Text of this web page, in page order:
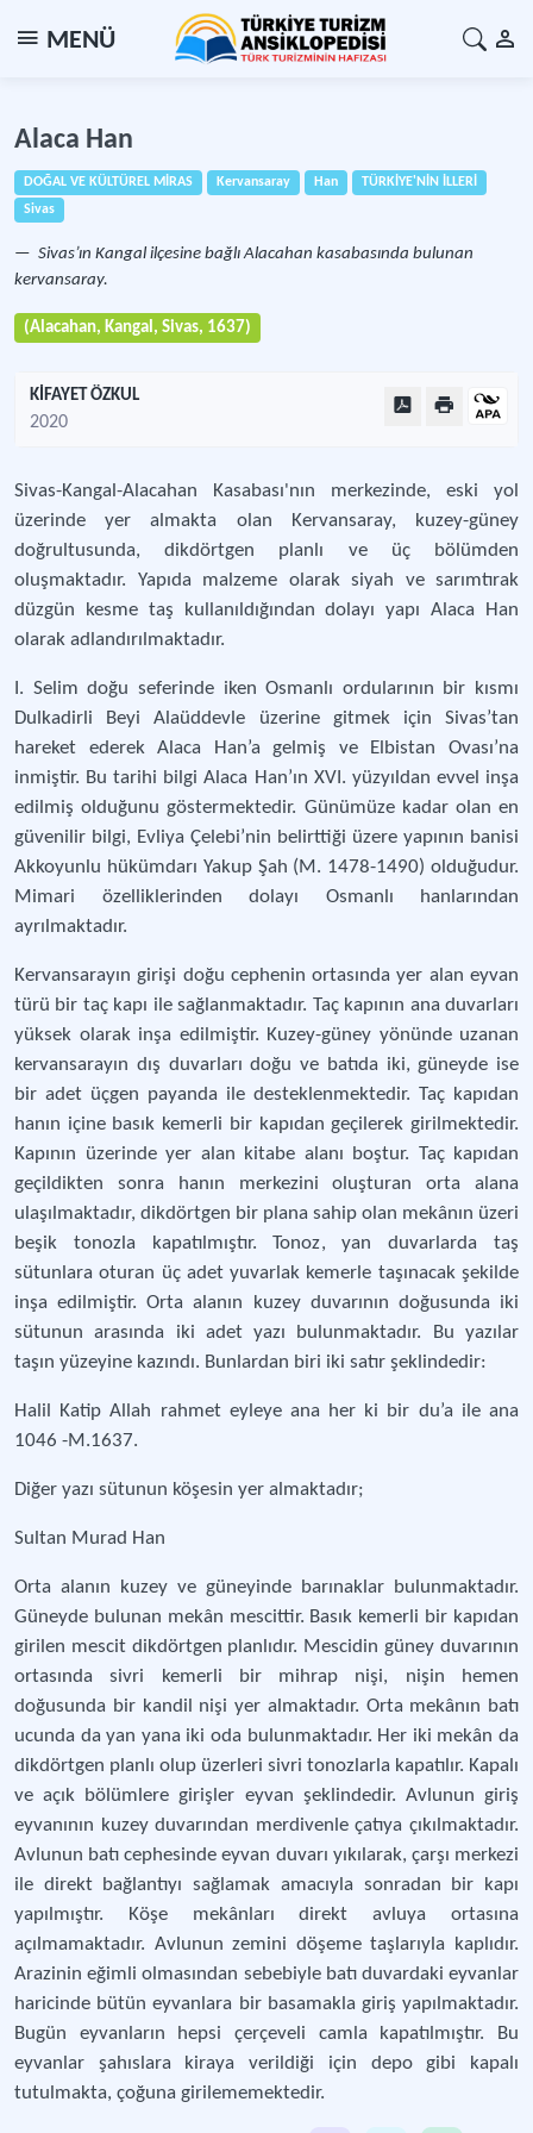
MENÜ
Alaca Han
DOĞAL VE KÜLTÜREL MİRAS Kervansaray Han
TÜRKİYE'NİN İLLERİ
Sivas
Sivas’ın Kangal ilçesine bağlı Alacahan kasabasında bulunan
kervansaray.
(Alacahan, Kangal, Sivas, 1637)
KİFAYET ÖZKUL
2020
Sivas-Kangal-Alacahan Kasabası'nın merkezinde, eski yol
üzerinde yer almakta olan Kervansaray, kuzey-güney
doğrultusunda, dikdörtgen planlı ve üç bölümden
oluşmaktadır. Yapıda malzeme olarak siyah ve sarımtırak
düzgün kesme taş kullanıldığından dolayı yapı Alaca Han
olarak adlandırılmaktadır.
I. Selim doğu seferinde iken Osmanlı ordularının bir kısmı
Dulkadirli Beyi Alaüddevle üzerine gitmek için Sivas’tan
hareket ederek Alaca Han’a gelmiş ve Elbistan Ovası’na
inmiştir. Bu tarihi bilgi Alaca Han’ın XVI. yüzyıldan evvel inşa
edilmiş olduğunu göstermektedir. Günümüze kadar olan en
güvenilir bilgi, Evliya Çelebi’nin belirttiği üzere yapının banisi
Akkoyunlu hükümdarı Yakup Şah (M. 1478-1490) olduğudur.
Mimari özelliklerinden dolayı Osmanlı hanlarından
ayrılmaktadır.
Kervansarayın girişi doğu cephenin ortasında yer alan eyvan
türü bir taç kapı ile sağlanmaktadır. Taç kapının ana duvarları
yüksek olarak inşa edilmiştir. Kuzey-güney yönünde uzanan
kervansarayın dış duvarları doğu ve batıda iki, güneyde ise
bir adet üçgen payanda ile desteklenmektedir. Taç kapıdan
hanın içine basık kemerli bir kapıdan geçilerek girilmektedir.
Kapının üzerinde yer alan kitabe alanı boştur. Taç kapıdan
geçildikten sonra hanın merkezini oluşturan orta alana
ulaşılmaktadır, dikdörtgen bir plana sahip olan mekânın üzeri
beşik tonozla kapatılmıştır. Tonoz, yan duvarlarda taş
sütunlara oturan üç adet yuvarlak kemerle taşınacak şekilde
inşa edilmiştir. Orta alanın kuzey duvarının doğusunda iki
sütunun arasında iki adet yazı bulunmaktadır. Bu yazılar
taşın yüzeyine kazındı. Bunlardan biri iki satır şeklindedir:
Halil Katip Allah rahmet eyleye ana her ki bir du’a ile ana
1046 -M.1637.
Diğer yazı sütunun köşesin yer almaktadır;
Sultan Murad Han
Orta alanın kuzey ve güneyinde barınaklar bulunmaktadır.
Güneyde bulunan mekân mescittir. Basık kemerli bir kapıdan
girilen mescit dikdörtgen planlıdır. Mescidin güney duvarının
ortasında sivri kemerli bir mihrap nişi, nişin hemen
doğusunda bir kandil nişi yer almaktadır. Orta mekânın batı
ucunda da yan yana iki oda bulunmaktadır. Her iki mekân da
dikdörtgen planlı olup üzerleri sivri tonozlarla kapatılır. Kapalı
ve açık bölümlere girişler eyvan şeklindedir. Avlunun giriş
eyvanının kuzey duvarından merdivenle çatıya çıkılmaktadır.
Avlunun batı cephesinde eyvan duvarı yıkılarak, çarşı merkezi
ile direkt bağlantıyı sağlamak amacıyla sonradan bir kapı
yapılmıştır. Köşe mekânları direkt avluya ortasına
açılmamaktadır. Avlunun zemini döşeme taşlarıyla kaplıdır.
Arazinin eğimli olmasından sebebiyle batı duvardaki eyvanlar
haricinde bütün eyvanlara bir basamakla giriş yapılmaktadır.
Bugün eyvanların hepsi çerçeveli camla kapatılmıştır. Bu
eyvanlar şahıslara kiraya verildiği için depo gibi kapalı
tutulmakta, çoğuna girilememektedir.